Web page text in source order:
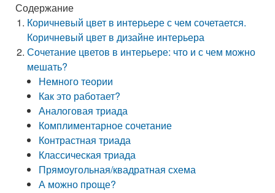
Содержание
Коричневый цвет в интерьере с чем сочетается.
Коричневый цвет в дизайне интерьера
Сочетание цветов в интерьере: что и с чем можно
мешать?
Немного теории
Как это работает?
Аналоговая триада
Комплиментарное сочетание
Контрастная триада
Классическая триада
Прямоугольная/квадратная схема
А можно проще?